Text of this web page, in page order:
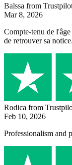
Balssa from
Mar 8, 2026
Compte-tenu de
de retrouver sa
Rodica from
Feb 10, 2026
Professionalism and